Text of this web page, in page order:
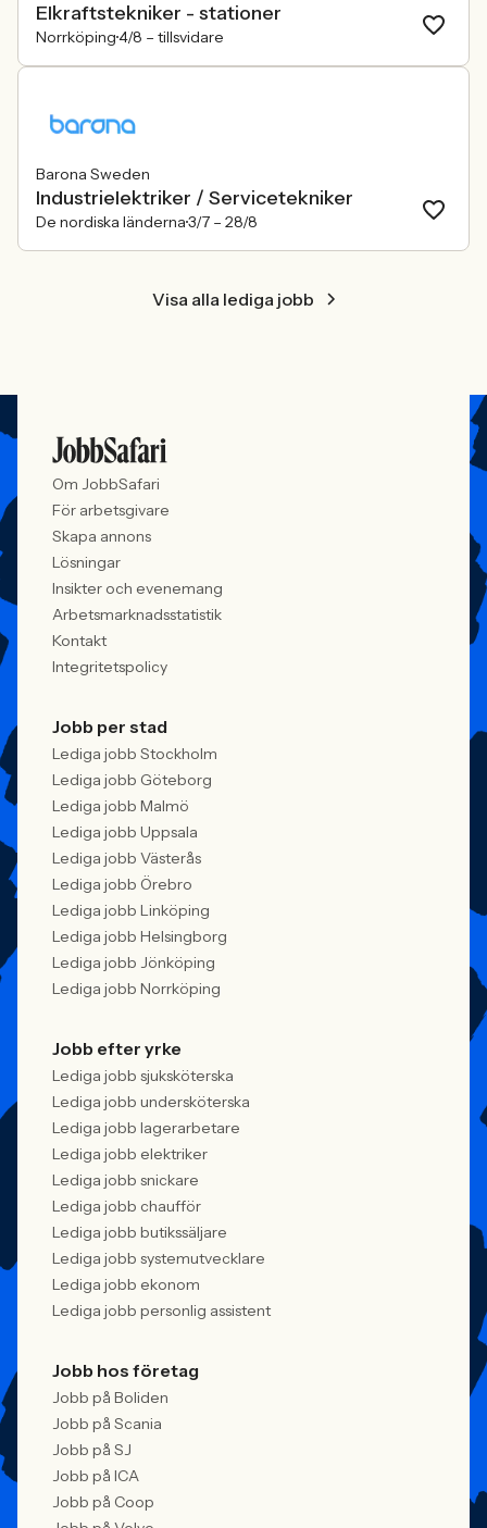
Elkraftstekniker - stationer
Norrköping4/8 – tillsvidare
Barona Sweden
Industrielektriker / Servicetekniker
De nordiska länderna3/7 – 28/8
Visa alla lediga jobb
Om JobbSafari
För arbetsgivare
Skapa annons
Lösningar
Insikter och evenemang
Arbetsmarknadsstatistik
Kontakt
Integritetspolicy
Jobb per stad
Lediga jobb Stockholm
Lediga jobb Göteborg
Lediga jobb Malmö
Lediga jobb Uppsala
Lediga jobb Västerås
Lediga jobb Örebro
Lediga jobb Linköping
Lediga jobb Helsingborg
Lediga jobb Jönköping
Lediga jobb Norrköping
Jobb efter yrke
Lediga jobb sjuksköterska
Lediga jobb undersköterska
Lediga jobb lagerarbetare
Lediga jobb elektriker
Lediga jobb snickare
Lediga jobb chaufför
Lediga jobb butikssäljare
Lediga jobb systemutvecklare
Lediga jobb ekonom
Lediga jobb personlig assistent
Jobb hos företag
Jobb på Boliden
Jobb på Scania
Jobb på SJ
Jobb på ICA
Jobb på Coop